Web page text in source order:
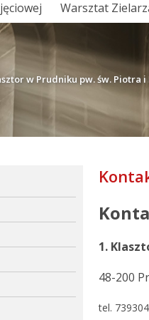
Warsztat
w Prudniku pw. św. Piotra i
1.
48-200
tel.